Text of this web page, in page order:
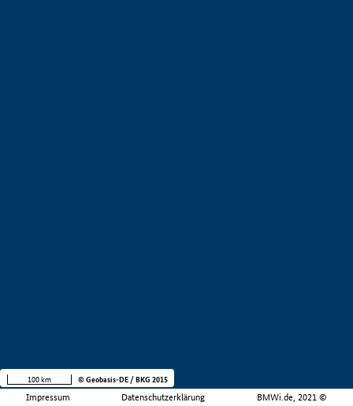
Impressum Datenschutzerklärung BMWi.de, 2021 ©
100 km © Geobasis-DE / BKG 2015